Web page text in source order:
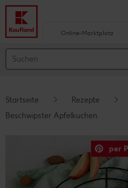
Hauptinhalt
Schwebender Seitenbereich
Online-Marktplatz
Startseite Rezepte
Beschwipster Apfelkuchen
per